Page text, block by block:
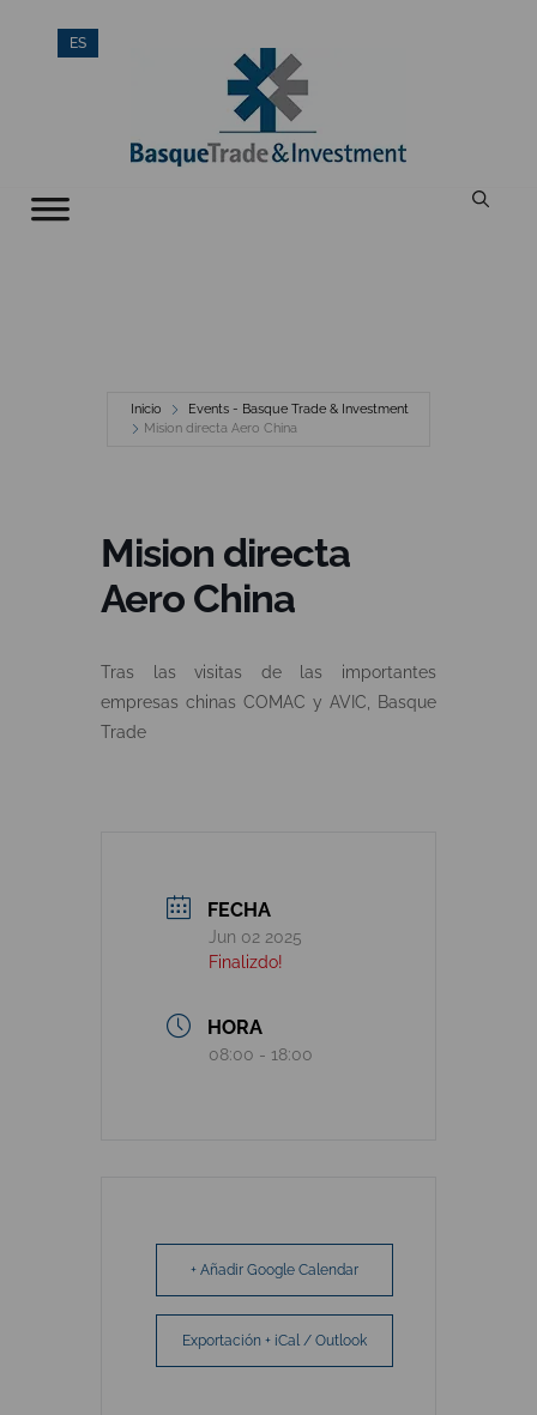
ES
Inicio
Events - Basque Trade & Investment
Mision directa Aero China
Mision directa
Aero China
Tras las visitas de las importantes
empresas chinas COMAC y AVIC, Basque
Trade
FECHA
Jun 02 2025
Finalizdo!
HORA
08:00 - 18:00
+ Añadir Google Calendar
Exportación + iCal / Outlook